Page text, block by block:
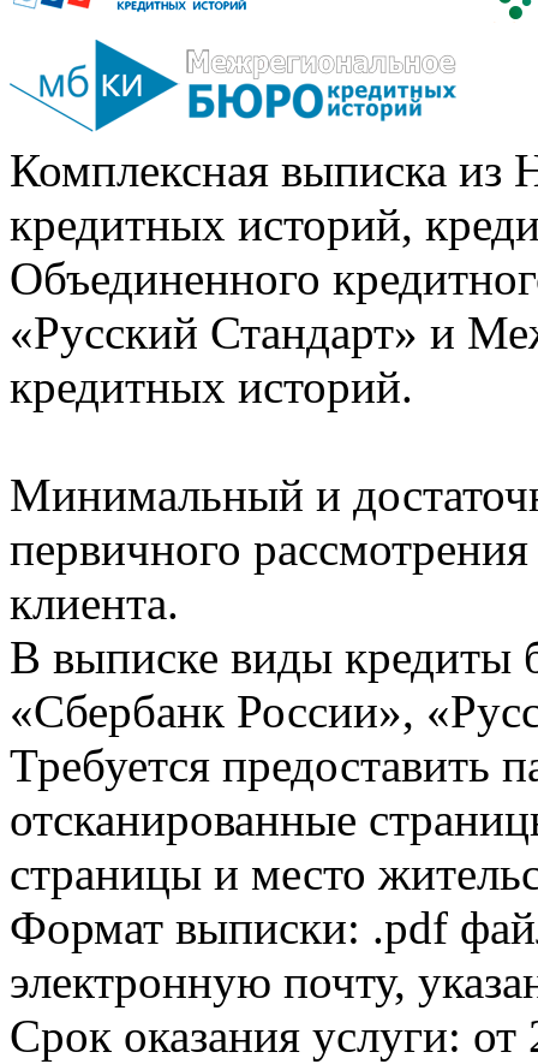
Комплексная выписка из
кредитных историй,
Объединенного
«Русский Стандарт» и
кредитных историй.
Минимальный и
первичного
клиента.
В выписке виды кредиты
«Сбербанк России»,
Требуется предоставить
отсканированные
страницы и место
Формат выписки: .pdf
электронную почту,
Срок оказания услуги: от